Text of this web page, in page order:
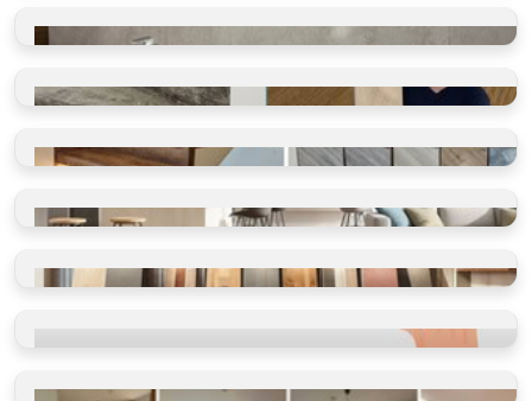
Takto je děláme v BUKOMĚ
Ano, olepujeme i zdi
Ano, olepujeme i zdi
Vidět, cítit, vybrat
Výběr dle místností
Ověřeno spokojenými zákazníky